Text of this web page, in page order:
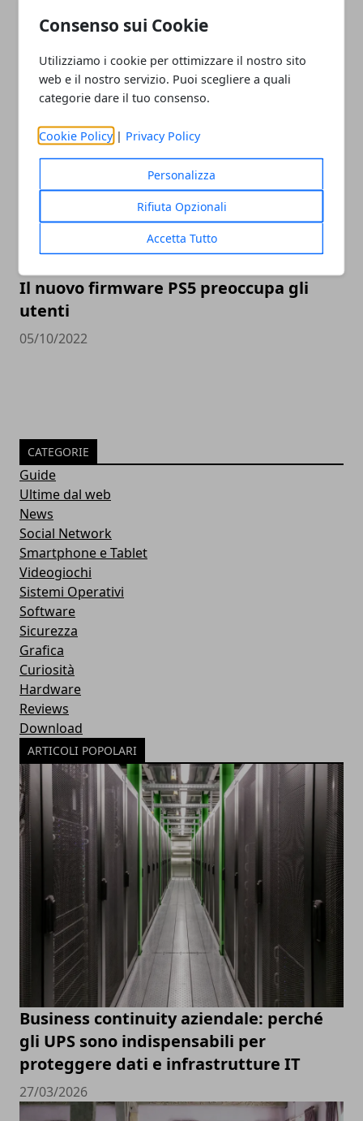
Consenso sui Cookie
Utilizziamo i cookie per ottimizzare il nostro sito
web e il nostro servizio. Puoi scegliere a quali
categorie dare il tuo consenso.
Cookie Policy | Privacy Policy
Personalizza
Rifiuta Opzionali
Accetta Tutto
Xbox Series X e Playstation 5 stanno già
volgendo al termine
Il nuovo firmware PS5 preoccupa gli
utenti
05/10/2022
CATEGORIE
Guide
Ultime dal web
News
Social Network
Smartphone e Tablet
Videogiochi
Sistemi Operativi
Software
Sicurezza
Grafica
Curiosità
Hardware
Reviews
Download
ARTICOLI POPOLARI
Business continuity aziendale: perché
gli UPS sono indispensabili per
proteggere dati e infrastrutture IT
27/03/2026